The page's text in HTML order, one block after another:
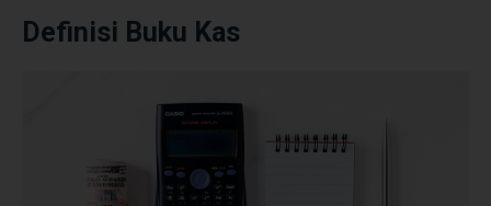
Definisi Buku Kas